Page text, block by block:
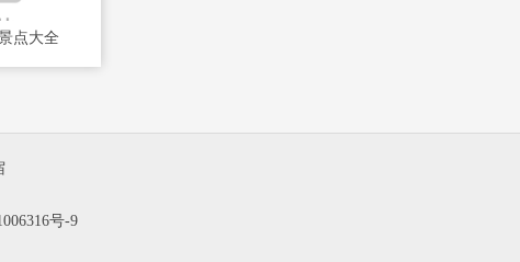
点大全
号-9